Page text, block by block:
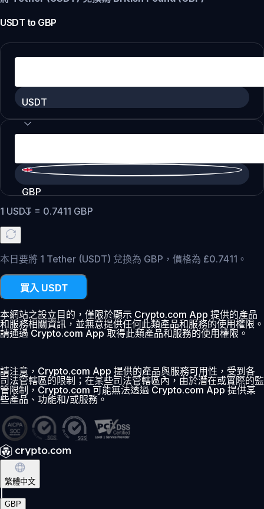
USDT to GBP
USDT
GBP
1 USDT = 0.7411 GBP
本日要將 1 Tether (USDT) 兌換為 GBP，價格為 £0.7411。
買入 USDT
本網站之設立目的，僅限於顯示 Crypto.com App 提供的產品
和服務相關資訊，並無意提供任何此類產品和服務的使用權限。
請通過 Crypto.com App 取得此類產品和服務的使用權限。
請注意，Crypto.com App 提供的產品與服務可用性，受到各
司法管轄區的限制；在某些司法管轄區內，由於潛在或實際的監
管限制，Crypto.com 可能無法透過 Crypto.com App 提供某
些產品、功能和/或服務。
繁體中文
GBP